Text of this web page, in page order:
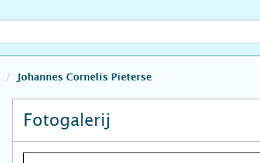
Johannes Cornelis Pieterse
Fotogalerij